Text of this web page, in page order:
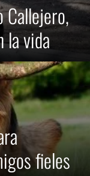
Callejero,
la vida
fieles